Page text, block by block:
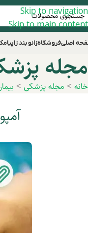
Skip to navigation
Skip to main content
اصلیفروشگاهزانو بند
مجله
خانه > مجله پزشکی >